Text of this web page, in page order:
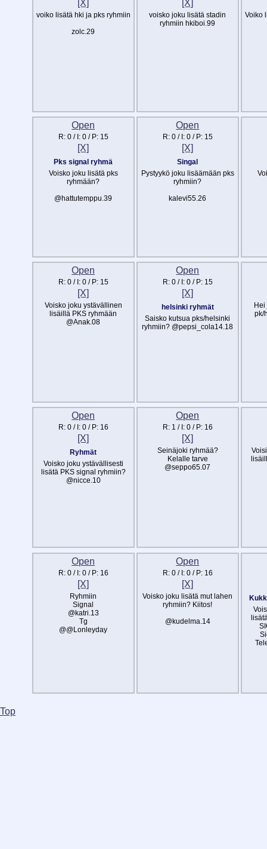
[X]
voiko lisätä hki ja pks ryhmiin
zolc.29
[X]
voisko joku lisätä stadin
ryhmiin hkiboi.99
Voiko
Open
R: 0/ I: 0/ P: 15
[X]
Pks signal ryhmä
Voisko joku lisätä pks
ryhmään?
@hattutemppu.39
Open
R: 0/ I: 0/ P: 15
[X]
Singal
Pystyykö joku lisäämään pks
ryhmiin?
kalevi55.26
Open
R: 0/ I: 0/ P: 15
[X]
Voisko joku ystävällinen
lisäillä PKS ryhmään
@Anak.08
Open
R: 0/ I: 0/ P: 15
[X]
helsinki ryhmät
Saisko kutsua pks/helsinki
ryhmiin? @pepsi_cola14.18
pk/
Open
R: 0/ I: 0/ P: 16
[X]
Ryhmät
Voisko joku ystävällisesti
lisätä PKS signal ryhmiin?
@nicce.10
Open
R: 1 / I: 0/ P: 16
[X]
Seinäjoki ryhmää?
Kelalle tarve
@seppo65.07
Open
R: 0/ I: 0/ P: 16
[X]
Ryhmiin
Signal
@katri.13
Tg
@@Lonleyday
Open
R: 0/ I: 0/ P: 16
[X]
Voisko joku lisätä mut lahen
ryhmiin? Kiitos!
@kudelma.14
Top